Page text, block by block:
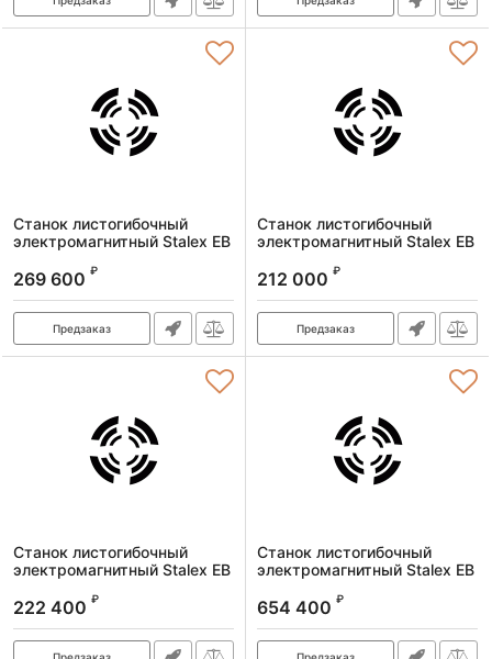
Станок листогибочный
электромагнитный Stalex EB
Артикул: 373403
269 600 ₽
Предзаказ
Станок листогибочный
электромагнитный Stalex EB
Артикул: 373401
212 000 ₽
Предзаказ
Станок листогибочный
электромагнитный Stalex EB
Артикул: 373402
222 400 ₽
Станок листогибочный
электромагнитный Stalex EB
Артикул: 373406
654 400 ₽